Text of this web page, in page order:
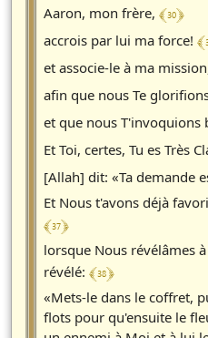
Aaron, mon frère, ﴾ 30 ﴿
accrois par lui ma force! ﴿
et associe-le à ma
afin que nous Te
et que nous T'invoquions
Et Toi, certes, Tu es Très
[Allah] dit: «Ta demande
Et Nous t'avons déjà
﴾ 37 ﴿
lorsque Nous révélâmes
révélé: ﴾ 38 ﴿
«Mets-le dans le coffret,
flots pour qu'ensuite le